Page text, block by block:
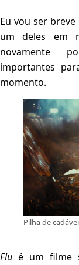
Eu vou ser
um deles em
novamente
importantes
momento.
Pilha de
Flu é um filme